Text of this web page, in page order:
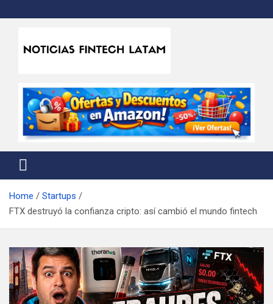
to
Noticias Fintech Latam
Home
Startups
FTX destruyó la confianza cripto: así cambió el mundo fintech